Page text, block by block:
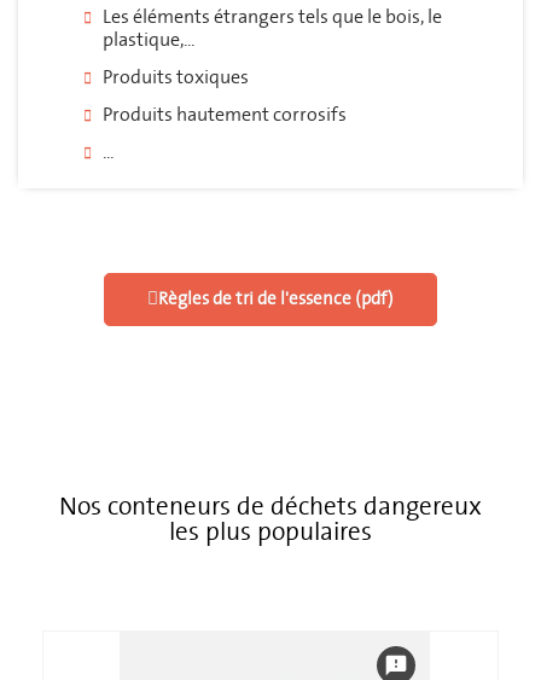
Les éléments étrangers tels que le bois, le
plastique,...
Produits toxiques
Produits hautement corrosifs
...
Règles de tri de l'essence (pdf)
Nos conteneurs de déchets dangereux
les plus populaires
feedback